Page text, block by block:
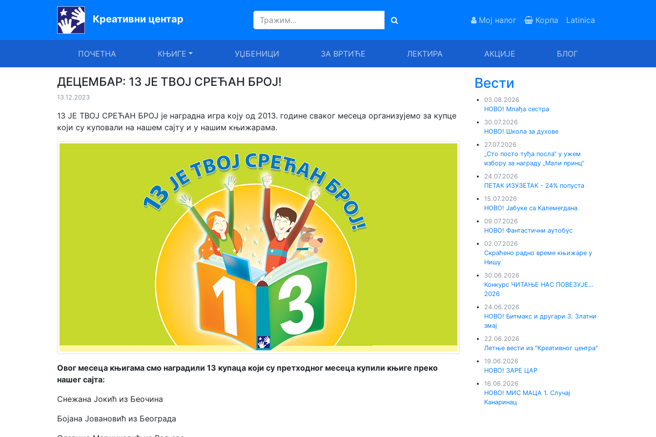
Креативни центар Мој налог Корпа Latinica
ПОЧЕТНА КЊИГЕ УЏБЕНИЦИ ЗА ВРТИЋЕ ЛЕКТИРА АКЦИЈЕ БЛОГ
Почетна
ДЕЦЕМБАР: 13 ЈЕ ТВОЈ СРЕЋАН БРОЈ!
13.12.2023
13 ЈЕ ТВОЈ СРЕЋАН БРОЈ је наградна игра коју од 2013. године сваког месеца организујемо за купце
који су куповали на нашем сајту и у нашим књижарама.
Овог месеца књигама смо наградили 13 купаца који су претходног месеца купили књиге преко
нашег сајта:
Снежана Јокић из Беочина
Бојана Јовановић из Београда
Вести
03.08.2026
НОВО! Млађа сестра
30.07.2026
НОВО! Школа за духове
27.07.2026
„Сто посто туђа посла“ у ужем
избору за награду „Мали принц“
24.07.2026
ПЕТАК ИЗУЗЕТАК - 24% попуста
15.07.2026
НОВО! Јабуке са Калемегдана
09.07.2026
НОВО! Фантастични аутобус
02.07.2026
Скраћено радно време књижаре у
Нишу
30.06.2026
Конкурс ЧИТАЊЕ НАС ПОВЕЗУЈЕ…
2026
24.06.2026
НОВО! Битмакс и другари 3. Златни
змај
22.06.2026
Летње вести из "Креативног центра"
19.06.2026
НОВО! ЗАРЕ ЦАР
16.06.2026
НОВО! МИС МАЦА 1. Случај
Канаринац